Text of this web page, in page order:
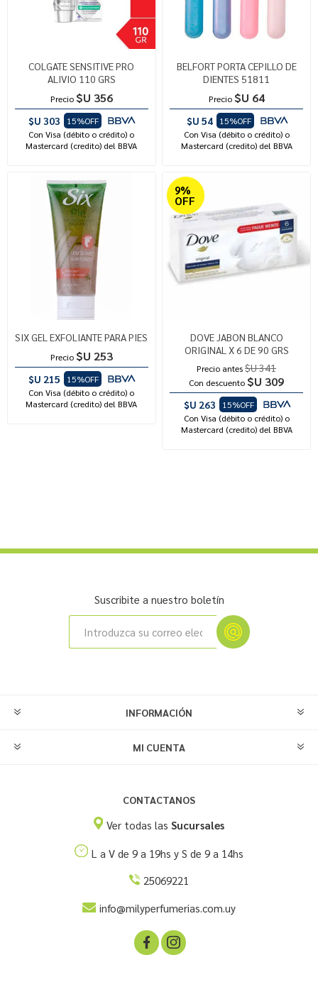
COLGATE SENSITIVE PRO
ALIVIO 110 GRS
Precio $U 356
$U 303
15%OFF
Con Visa (débito o crédito) o
Mastercard (credito) del BBVA
BELFORT PORTA CEPILLO DE
DIENTES 51811
Precio $U 64
$U 54
15%OFF
Con Visa (débito o crédito) o
Mastercard (credito) del BBVA
SIX GEL EXFOLIANTE PARA PIES
Precio $U 253
$U 215
15%OFF
Con Visa (débito o crédito) o
Mastercard (credito) del BBVA
9%
OFF
DOVE JABON BLANCO
ORIGINAL X 6 DE 90 GRS
Precio antes$U 341
Con descuento $U 309
$U 263
15%OFF
Con Visa (débito o crédito) o
Mastercard (credito) del BBVA
Suscribite a nuestro boletín
INFORMACIÓN
MI CUENTA
CONTACTANOS
Ver todas las Sucursales
L a V de 9 a 19hs y S de 9 a 14hs
25069221
info@milyperfumerias.com.uy